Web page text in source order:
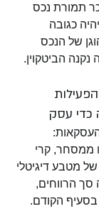
תמורת נכס
כגובה
של הנכס
הביטקוין.
כדי עסק
ממסחר, קרי
של מטבע דיגיטלי
סך הרווחים,
הקודם.